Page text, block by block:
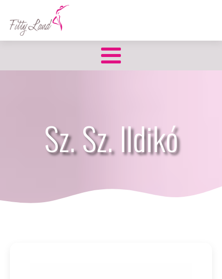
Sz. Sz. Ildikó